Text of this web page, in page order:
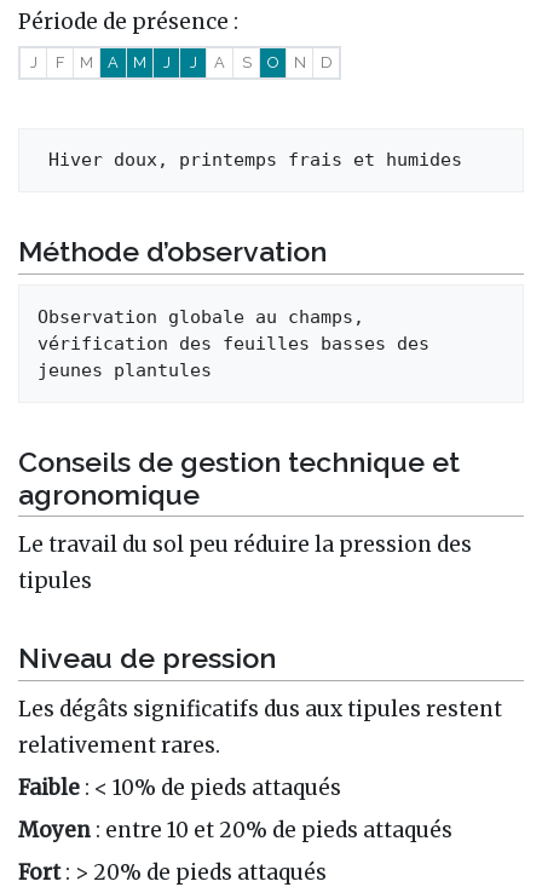
Période de présence :
J F M A M J J A S O N D
Méthode d’observation
Observation globale au champs,
vérification des feuilles basses des
Conseils de gestion technique et
agronomique
Le travail du sol peu réduire la pression des
tipules
Niveau de pression
Les dégâts significatifs dus aux tipules restent
relativement rares.
Faible : < 10% de pieds attaqués
Moyen : entre 10 et 20% de pieds attaqués
Fort: > 20% de pieds attaqués